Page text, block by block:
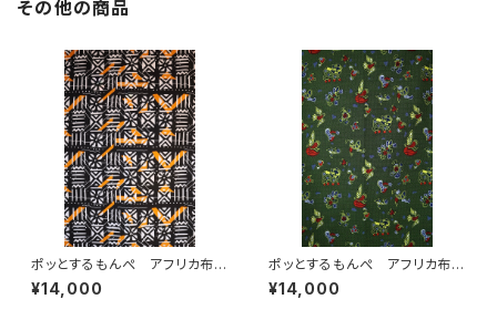
その他の商品
ポッとするもんぺ アフリカ布
No.64
¥14,000
ポッとするもんぺ アフリカ布
No.94
¥14,000